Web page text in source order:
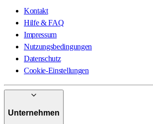
Kontakt
Hilfe & FAQ
Impressum
Nutzungsbedingungen
Datenschutz
Cookie-Einstellungen
Unternehmen